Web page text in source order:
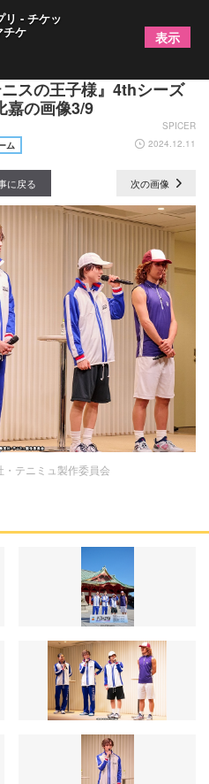
らが神田明神にてヒット
スの王子様』4thシーズ
嘉の画像3/9
SPICER
ム 2024.12.11
に戻る 次の画像
・テニミュ製作委員会
リ - チケッ
チケ 表示